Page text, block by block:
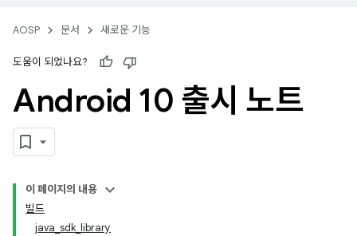
AOSP 문서 새로운 기능
도움이 되었나요?
Android 10 출시 노트
이 페이지의 내용
빌드
java_sdk_library